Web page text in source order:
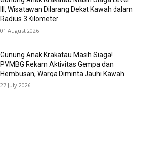
III, Wisatawan Dilarang Dekat Kawah dalam
Radius 3 Kilometer
01 August 2026
Gunung Anak Krakatau Masih Siaga!
PVMBG Rekam Aktivitas Gempa dan
Hembusan, Warga Diminta Jauhi Kawah
27 July 2026